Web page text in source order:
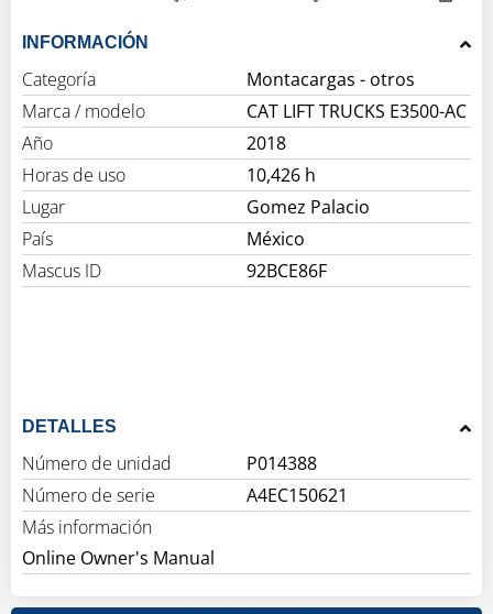
INFORMACIÓN
Categoría
Montacargas - otros
Marca / modelo
CAT LIFT TRUCKS E3500-AC
Año
2018
Horas de uso
10,426 h
Lugar
Gomez Palacio
País
México
Mascus ID
92BCE86F
DETALLES
Número de unidad
P014388
Número de serie
A4EC150621
Más información
Online Owner's Manual